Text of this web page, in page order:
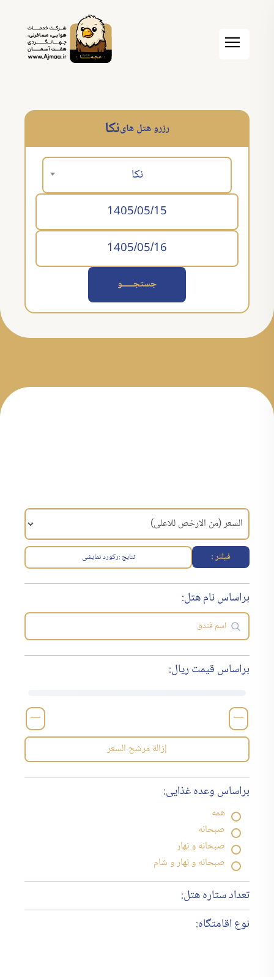
نکارزرو هتل های
نکا
جستجــــــو
فیلتر : نتایج :رکورد نمایشی
براساس نام هتل:
براساس قیمت ریال:
—
—
إزالة مرشح السعر
براساس وعده غذایی:
همه
صبحانه
صبحانه و نهار
صبحانه و نهار و شام
تعداد ستاره هتل:
نوع اقامتگاه: